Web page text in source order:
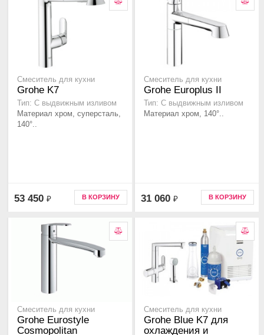
Смеситель для кухни
Grohe K7
Тип: С выдвижным изливом
Материал хром, суперсталь,
140°..
53 450 ₽ В КОРЗИНУ
Смеситель для кухни
Grohe Europlus II
Тип: С выдвижным изливом
Материал хром, 140°..
31 060 ₽ В КОРЗИНУ
Смеситель для кухни
Grohe Eurostyle
Cosmopolitan
Смеситель для кухни
Grohe Blue K7 для
охлаждения и